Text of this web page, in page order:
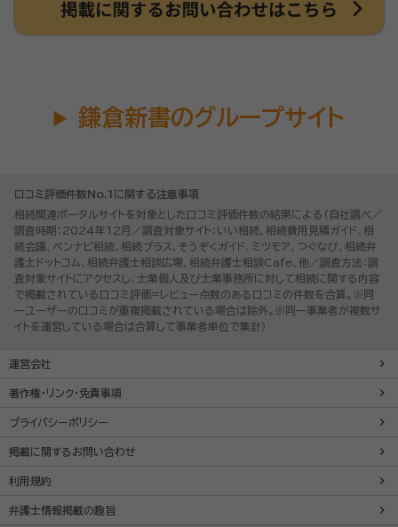
鎌倉新書のグループサイト
口コミ評価件数No.1に関する注意事項
相続関連ポータルサイトを対象とした口コミ評価件数の結果による（自社調べ／
調査時期：2024年12月／調査対象サイト：いい相続、相続費用見積ガイド、相
続会議、ベンナビ相続、相続プラス、そうぞくガイド、ミツモア、つぐなび、相続弁
護士ドットコム、相続弁護士相談広場、相続弁護士相談Cafe、他／調査方法：調
査対象サイトにアクセスし、士業個人及び士業事務所に対して相続に関する内容
で掲載されている口コミ評価=レビュー点数のある口コミの件数を合算。※同
一ユーザーの口コミが重複掲載されている場合は除外。※同一事業者が複数サ
イトを運営している場合は合算して事業者単位で集計）
運営会社
著作権・リンク・免責事項
プライバシーポリシー
掲載に関するお問い合わせ
利用規約
弁護士情報掲載の趣旨